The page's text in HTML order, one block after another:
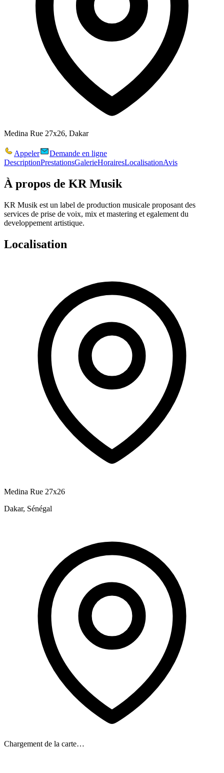
Medina Rue 27x26, Dakar
Appeler
Demande en ligne
DescriptionPrestationsGalerieHorairesLocalisationAvis
À propos de KR Musik
KR Musik est un label de production musicale proposant des
services de prise de voix, mix et mastering et egalement du
developpement artistique.
Localisation
Medina Rue 27x26
Dakar, Sénégal
Chargement de la carte…